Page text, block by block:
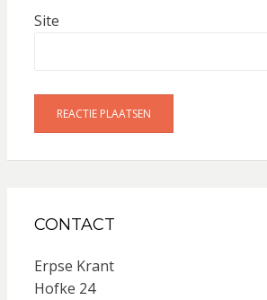
Site
CONTACT
Erpse Krant
Hofke 24